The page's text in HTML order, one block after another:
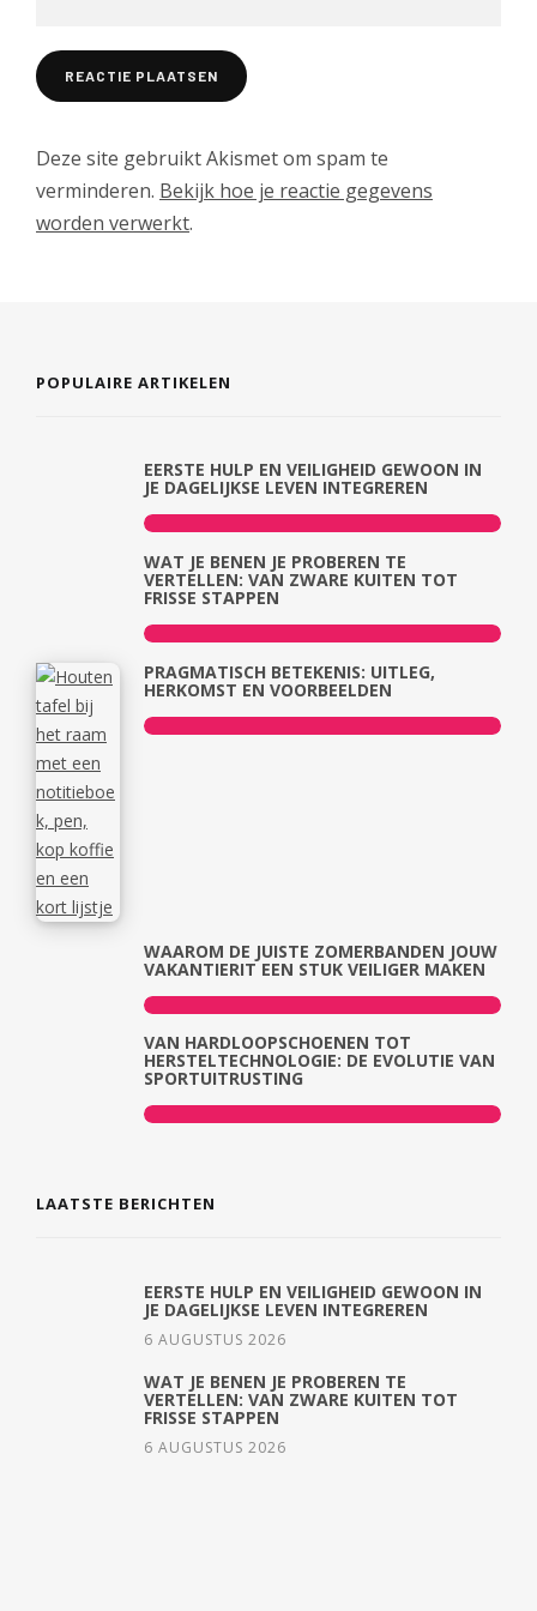
Deze site gebruikt Akismet om spam te
verminderen. Bekijk hoe je reactie gegevens
worden verwerkt.
POPULAIRE ARTIKELEN
EERSTE HULP EN VEILIGHEID GEWOON IN
JE DAGELIJKSE LEVEN INTEGREREN
WAT JE BENEN JE PROBEREN TE
VERTELLEN: VAN ZWARE KUITEN TOT
FRISSE STAPPEN
PRAGMATISCH BETEKENIS: UITLEG,
HERKOMST EN VOORBEELDEN
WAAROM DE JUISTE ZOMERBANDEN JOUW
VAKANTIERIT EEN STUK VEILIGER MAKEN
VAN HARDLOOPSCHOENEN TOT
HERSTELTECHNOLOGIE: DE EVOLUTIE VAN
SPORTUITRUSTING
LAATSTE BERICHTEN
EERSTE HULP EN VEILIGHEID GEWOON IN
JE DAGELIJKSE LEVEN INTEGREREN
6 AUGUSTUS 2026
WAT JE BENEN JE PROBEREN TE
VERTELLEN: VAN ZWARE KUITEN TOT
FRISSE STAPPEN
6 AUGUSTUS 2026